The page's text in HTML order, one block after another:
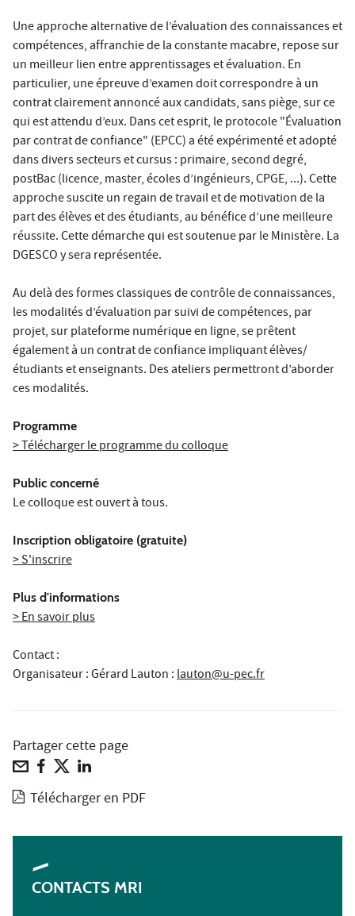
Une approche alternative de l’évaluation des connaissances et
compétences, affranchie de la constante macabre, repose sur
un meilleur lien entre apprentissages et évaluation. En
particulier, une épreuve d’examen doit correspondre à un
contrat clairement annoncé aux candidats, sans piège, sur ce
qui est attendu d’eux. Dans cet esprit, le protocole "Évaluation
par contrat de confiance" (EPCC) a été expérimenté et adopté
dans divers secteurs et cursus : primaire, second degré,
postBac (licence, master, écoles d’ingénieurs, CPGE, ...). Cette
approche suscite un regain de travail et de motivation de la
part des élèves et des étudiants, au bénéfice d’une meilleure
réussite. Cette démarche qui est soutenue par le Ministère. La
DGESCO y sera représentée.
Au delà des formes classiques de contrôle de connaissances,
les modalités d’évaluation par suivi de compétences, par
projet, sur plateforme numérique en ligne, se prêtent
également à un contrat de confiance impliquant élèves/
étudiants et enseignants. Des ateliers permettront d’aborder
ces modalités.
Programme
> Télécharger le programme du colloque
Public concerné
Le colloque est ouvert à tous.
Inscription obligatoire (gratuite)
> S'inscrire
Plus d'informations
> En savoir plus
Contact :
Organisateur : Gérard Lauton :lauton@u-pec.fr
Partager cette page
Télécharger en PDF
CONTACTS MRI